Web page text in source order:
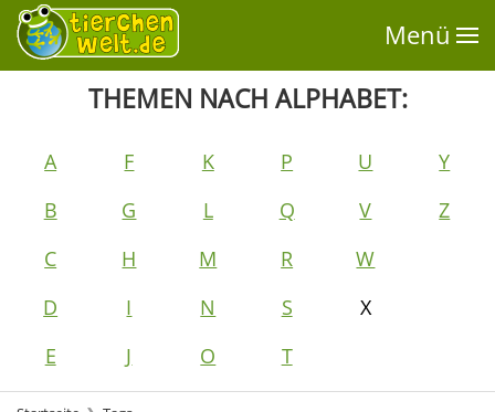
Menü
THEMEN NACH ALPHABET:
A
B
C
D
E
F
G
H
I
J
K
L
M
N
O
P
Q
R
S
T
U
V
W
X
Y
Z